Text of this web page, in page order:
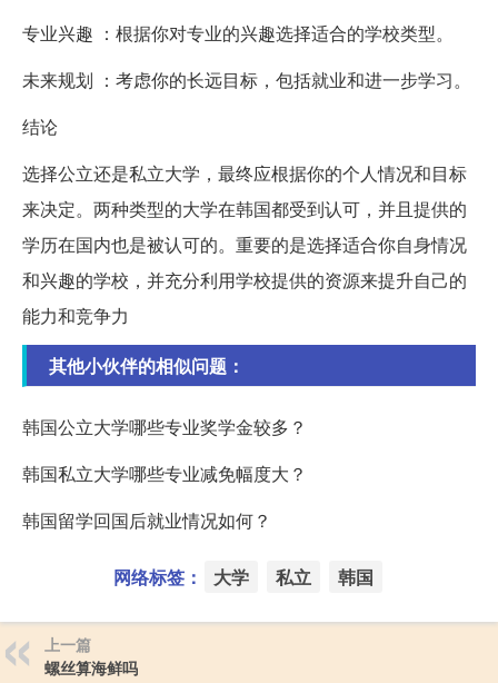
专业兴趣 ：根据你对专业的兴趣选择适合的学校类型。
未来规划 ：考虑你的长远目标，包括就业和进一步学习。
结论
选择公立还是私立大学，最终应根据你的个人情况和目标
来决定。两种类型的大学在韩国都受到认可，并且提供的
学历在国内也是被认可的。重要的是选择适合你自身情况
和兴趣的学校，并充分利用学校提供的资源来提升自己的
能力和竞争力
其他小伙伴的相似问题：
韩国公立大学哪些专业奖学金较多？
韩国私立大学哪些专业减免幅度大？
韩国留学回国后就业情况如何？
网络标签： 大学 私立 韩国
上一篇
螺丝算海鲜吗